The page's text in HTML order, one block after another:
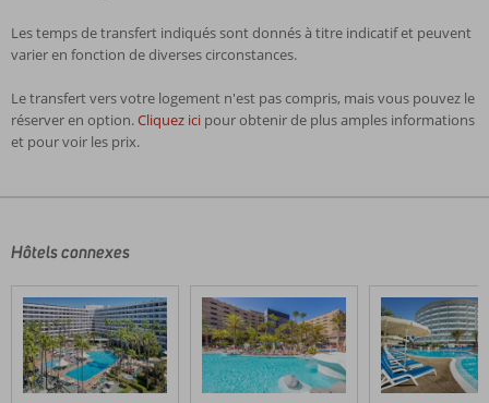
Les temps de transfert indiqués sont donnés à titre indicatif et peuvent
varier en fonction de diverses circonstances.
Le transfert vers votre logement n'est pas compris, mais vous pouvez le
réserver en option.Cliquez ici pour obtenir de plus amples informations
et pour voir les prix.
écrits
nos
clients
après
leur
séjour
Hôtels connexes